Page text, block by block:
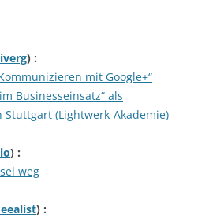
) :
mit Google+“
Businesseinsatz“ als
Stuttgart (Lightwerk-Akademie)
) :
weg
) :